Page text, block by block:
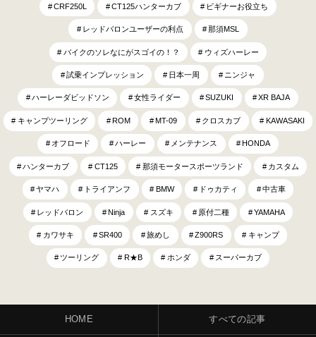
CRF250L CT125ハンターカブ ビギナーお役立ち
レッドバロンユーザーの利点 那須MSL
バイクのソレなにがスゴイの！？ ウィズハーレー
試乗インプレッション 日本一周 ニンジャ
ハーレーダビッドソン 女性ライダー SUZUKI XR BAJA
キャンプツーリング ROM MT-09 クロスカブ KAWASAKI
オフロード ハーレー メンテナンス HONDA
ハンターカブ CT125 那須モータースポーツランド カスタム
ヤマハ トライアンフ BMW ドゥカティ 中古車
レッドバロン Ninja スズキ 原付二種 YAMAHA
カワサキ SR400 旅めし Z900RS キャンプ
ツーリング R★B ホンダ スーパーカブ
HOME すべての記事